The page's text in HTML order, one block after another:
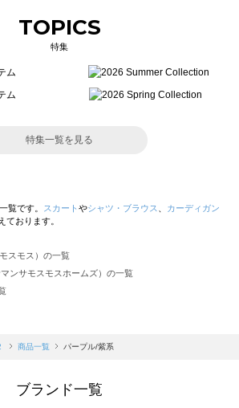
TOPICS
特集
特集一覧を見る
覧です。 スカート やシャツ・ブラウス
カーディガン
ております。
スモス）の一覧
ンサモスモスホームズ）の一覧
（ツハルバイサマンサモスモス）の一覧
サモスモス ブルー）の一覧
商品一覧 パープル/紫系
ブランド一覧